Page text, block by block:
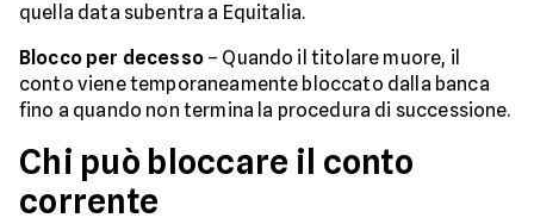
quella data subentra a Equitalia.
Blocco per decesso– Quando il titolare muore, il
conto viene temporaneamente bloccato dalla banca
fino a quando non termina la procedura di successione.
Chi può bloccare il conto
corrente